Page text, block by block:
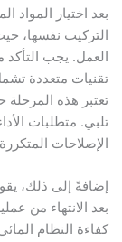
بعد اختيار المواد
التركيب نفسها،
العمل. يجب
تقنيات متعددة
تعتبر هذه المرحلة
تلبي. متطلبات
الإصلاحات
إضافةً إلى ذلك،
بعد الانتهاء من
كفاءة النظام